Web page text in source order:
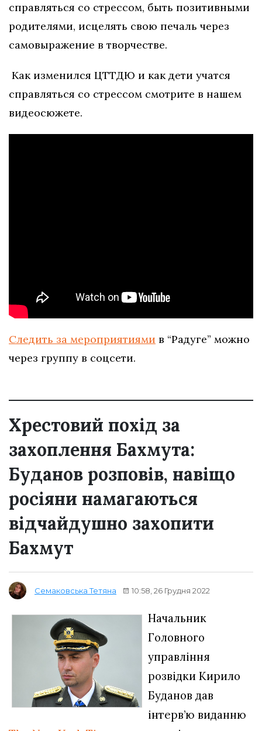
справляться со стрессом, быть позитивными
родителями, исцелять свою печаль через
самовыражение в творчестве.
Как изменился ЦТТДЮ и как дети учатся
справляться со стрессом смотрите в нашем
видеосюжете.
Следить за мероприятиями в “Радуге” можно
через группу в соцсети.
Хрестовий похід за
захоплення Бахмута:
Буданов розповів, навіщо
росіяни намагаються
відчайдушно захопити
Бахмут
Семаковська Тетяна 10:58, 26 Грудня 2022
Начальник
Головного
управління
розвідки Кирило
Буданов дав
інтерв’ю виданню